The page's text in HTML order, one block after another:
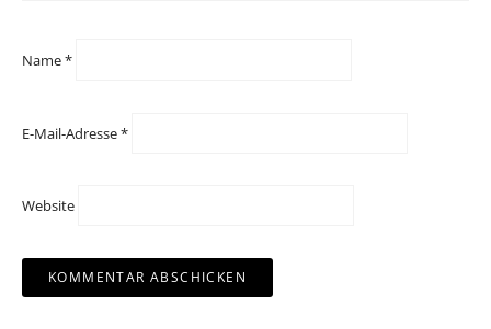
Name*
E-Mail-Adresse*
Website